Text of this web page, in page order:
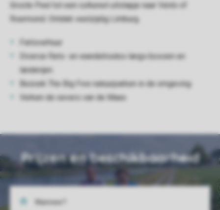
Groote Peel tot een cultureel uitstapje naar Venlo of
Roermond. Ontdek veelzijdig Limburg.
Fietsverhuur
Diverse fiets- en wandelroutes langs bossen en
landerijen
Bezoek The Big Five natuurparken in de omgeving
Verken de oevers van de Maas
Prijzen en beschikbaarheid